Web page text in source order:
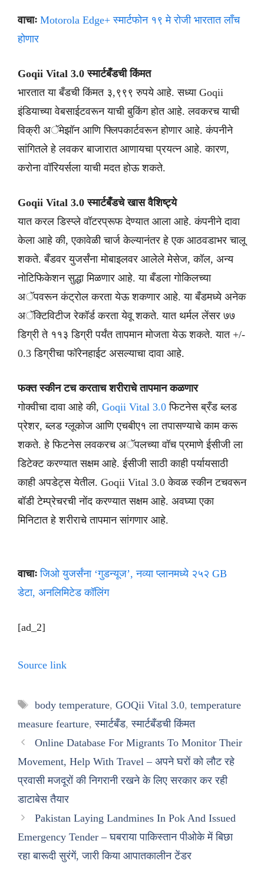
वाचाः Motorola Edge+ स्मार्टफोन १९ मे रोजी भारतात लाँच
होणार
Goqii Vital 3.0 स्मार्टबँडची किंमत
भारतात या बँडची किंमत ३,९९९ रुपये आहे. सध्या Goqii
इंडियाच्या वेबसाईटवरून याची बुकिंग होत आहे. लवकरच याची
विक्री अॅमेझॉन आणि फ्लिपकार्टवरून होणार आहे. कंपनीने
सांगितले हे लवकर बाजारात आणायचा प्रयत्न आहे. कारण,
करोना वॉरियर्सला याची मदत होऊ शकते.
Goqii Vital 3.0 स्मार्टबँडचे खास वैशिष्ट्ये
यात करल डिस्प्ले वॉटरप्रूफ देण्यात आला आहे. कंपनीने दावा
केला आहे की, एकावेळी चार्ज केल्यानंतर हे एक आठवडाभर चालू
शकते. बँडवर युजर्संना मोबाइलवर आलेले मेसेज, कॉल, अन्य
नोटिफिकेशन सुद्धा मिळणार आहे. या बँडला गोकिलच्या
अॅपवरून कंट्रोल करता येऊ शकणार आहे. या बँडमध्ये अनेक
अॅक्टिविटीज रेकॉर्ड करता येवू शकते. यात थर्मल लेंसर ७७
डिग्री ते ११३ डिग्री पर्यंत तापमान मोजता येऊ शकते. यात +/-
0.3 डिग्रीचा फॉरेनहाईट असल्याचा दावा आहे.
फक्त स्कीन टच करताच शरीराचे तापमान कळणार
गोक्वीचा दावा आहे की, Goqii Vital 3.0 फिटनेस ब्रँड ब्लड
प्रेशर, ब्लड ग्लूकोज आणि एचबीए१ ला तपासण्याचे काम करू
शकते. हे फिटनेस लवकरच अॅपलच्या वॉच प्रमाणे ईसीजी ला
डिटेक्ट करण्यात सक्षम आहे. ईसीजी साठी काही पर्यायसाठी
काही अपडेट्स येतील. Goqii Vital 3.0 केवळ स्कीन टचवरून
बॉडी टेम्प्रेचरची नोंद करण्यात सक्षम आहे. अवघ्या एका
मिनिटात हे शरीराचे तापमान सांगणार आहे.
वाचाःजिओ युजर्संना ‘गुडन्यूज’, नव्या प्लानमध्ये २५२ GB
डेटा, अनलिमिटेड कॉलिंग
[ad_2]
Source link
Tags
body temperature, GOQii Vital 3.0, temperature
measure fearture,स्मार्टबँड,स्मार्टबँडची किंमत
Online Database For Migrants To Monitor Their
Movement, Help With Travel – अपने घरों को लौट रहे
प्रवासी मजदूरों की निगरानी रखने के लिए सरकार कर रही
डाटाबेस तैयार
Pakistan Laying Landmines In Pok And Issued
Emergency Tender – घबराया पाकिस्तान पीओके में बिछा
रहा बारूदी सुरंगें, जारी किया आपातकालीन टेंडर